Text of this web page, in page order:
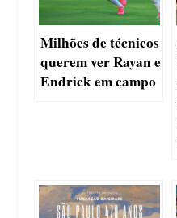
Milhões de técnicos
querem ver Rayan e
Endrick em campo